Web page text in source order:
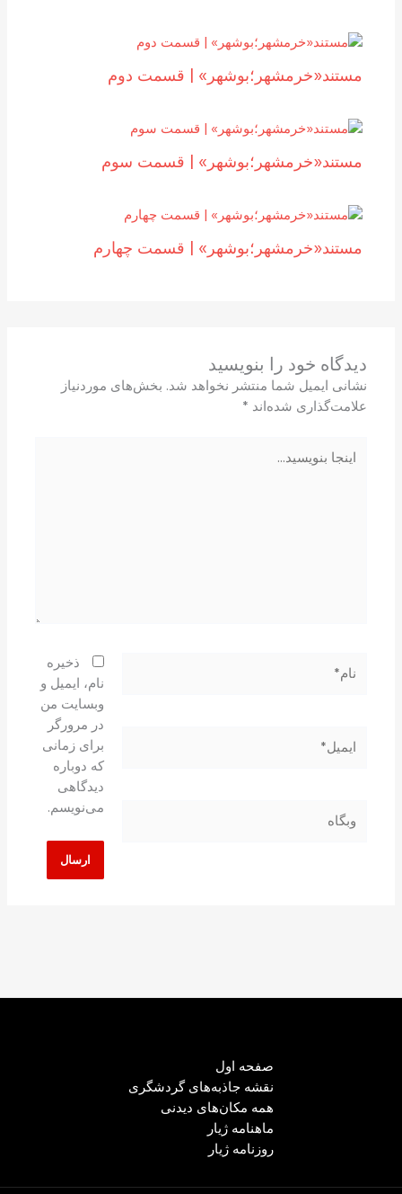
مستند«خرمشهر؛بوشهر» | قسمت دوم
مستند«خرمشهر؛بوشهر» | قسمت سوم
مستند«خرمشهر؛بوشهر» | قسمت چهارم
دیدگاه‌ خود را بنویسید
نشانی ایمیل شما منتشر نخواهد شد. بخش‌های موردنیاز
علامت‌گذاری شده‌اند *
بنویسید…
ذخیره
نام، ایمیل و
وبسایت من
در مرورگر
برای زمانی
که دوباره
دیدگاهی
می‌نویسم.
صفحه اول
نقشه جاذبه‌های گردشگری
همه مکان‌های دیدنی
ماهنامه ژیار
روزنامه ژیار